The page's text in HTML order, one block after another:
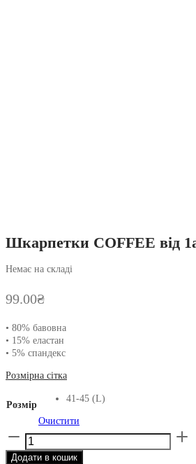
Шкарпетки COFFEE від
Немає на складі
99.00₴
• 80% бавовна
• 15% еластан
• 5% спандекс
Розмірна сітка
Розмір
41-45 (L)
Очистити
Шкарпетки
COFFEE
від
Додати в кошик